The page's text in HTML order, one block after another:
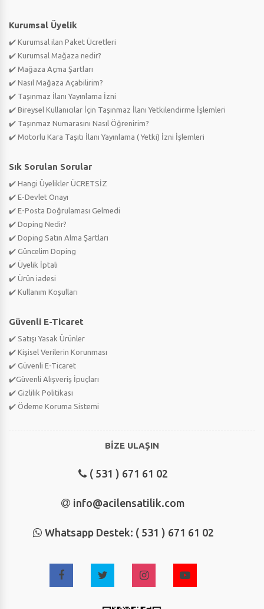
Kurumsal Üyelik
✔️ Kurumsal ilan Paket Ücretleri
✔️ Kurumsal Mağaza nedir?
✔️ Mağaza Açma Şartları
✔️ Nasıl Mağaza Açabilirim?
✔️ Taşınmaz İlanı Yayınlama İzni
✔️ Bireysel Kullanıcılar İçin Taşınmaz İlanı Yetkilendirme İşlemleri
✔️ Taşınmaz Numarasını Nasıl Öğrenirim?
✔️ Motorlu Kara Taşıtı İlanı Yayınlama ( Yetki) İzni İşlemleri
Sık Sorulan Sorular
✔️ Hangi Üyelikler ÜCRETSİZ
✔️ E-Devlet Onayı
✔️ E-Posta Doğrulaması Gelmedi
✔️ Doping Nedir?
✔️ Doping Satın Alma Şartları
✔️ Güncelim Doping
✔️ Üyelik İptali
✔️ Ürün iadesi
✔️ Kullanım Koşulları
Güvenli E-Ticaret
✔️ Satışı Yasak Ürünler
✔️ Kişisel Verilerin Korunması
✔️ Güvenli E-Ticaret
✔️Güvenli Alışveriş İpuçları
✔️ Gizlilik Politikası
✔️ Ödeme Koruma Sistemi
BİZE ULAŞIN
( 531 ) 671 61 02
info@acilensatilik.com
Whatsapp Destek: ( 531 ) 671 61 02